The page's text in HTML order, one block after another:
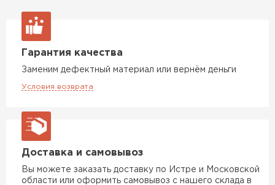
Гарантия качества
Заменим дефектный материал или вернём деньги
Условия возврата
Доставка и самовывоз
Вы можете заказать доставку по Истре и Московской
области или оформить самовывоз с нашего склада в
ПЕРЕЙТИ
Гипсокартон